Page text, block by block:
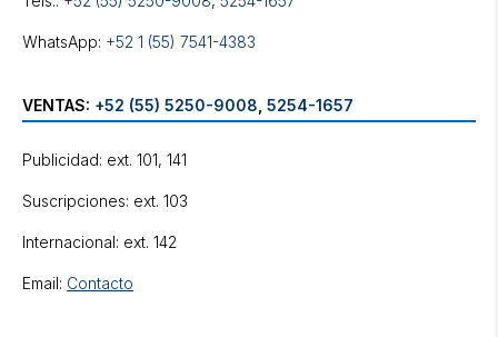
WhatsApp: +52 1 (55) 7541-4383
VENTAS: +52 (55) 5250-9008 5254-1657
Publicidad: ext. 101, 141
Suscripciones: ext. 103
Internacional: ext. 142
Email: Contacto